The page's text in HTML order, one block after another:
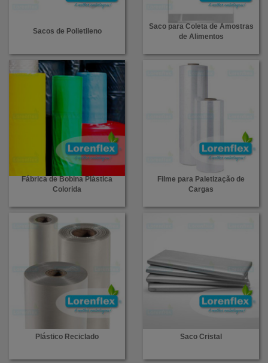
Sacos de Polietileno
Saco para Coleta de Amostras
de Alimentos
Fábrica de Bobina Plástica
Colorida
Filme para Paletização de
Cargas
Plástico Reciclado Saco Cristal